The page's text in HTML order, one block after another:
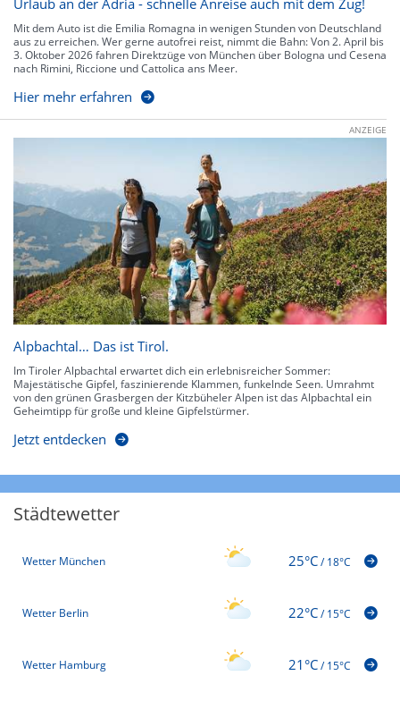
Urlaub an der Adria - schnelle Anreise auch mit dem Zug!
Mit dem Auto ist die Emilia Romagna in wenigen Stunden von Deutschland
aus zu erreichen. Wer gerne autofrei reist, nimmt die Bahn: Von 2. April bis
3. Oktober 2026 fahren Direktzüge von München über Bologna und Cesena
nach Rimini, Riccione und Cattolica ans Meer.
Hier mehr erfahren
ANZEIGE
Alpbachtal… Das ist Tirol.
Im Tiroler Alpbachtal erwartet dich ein erlebnisreicher Sommer:
Majestätische Gipfel, faszinierende Klammen, funkelnde Seen. Umrahmt
von den grünen Grasbergen der Kitzbüheler Alpen ist das Alpbachtal ein
Geheimtipp für große und kleine Gipfelstürmer.
Jetzt entdecken
Städtewetter
Wetter München 25°C/18°C
Wetter Berlin 22°C/15°C
Wetter Hamburg 21°C/15°C